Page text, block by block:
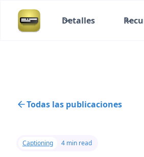
Detalles
Todas las publicaciones
Captioning 4 min read